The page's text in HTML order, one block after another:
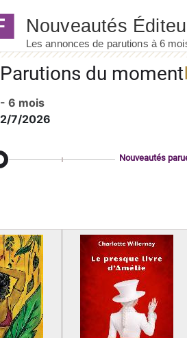
Parutions du moment
- 6 mois
2/7/2026
Nouveautés